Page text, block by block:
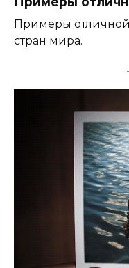
Примеры
стран мира.